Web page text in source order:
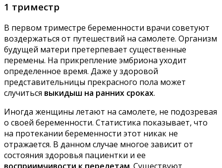
1 триместр
В первом триместре беременности врачи советуют
воздержаться от путешествий на самолете. Организм
будущей матери претерпевает существенные
перемены. На прикрепление эмбриона уходит
определенное время. Даже у здоровой
представительницы прекрасного пола может
случиться выкидыш на ранних сроках.
Иногда женщины летают на самолете, не подозревая
о своей беременности. Статистика показывает, что
на протекании беременности этот никак не
отражается. В данном случае многое зависит от
состояния здоровья пациентки и ее